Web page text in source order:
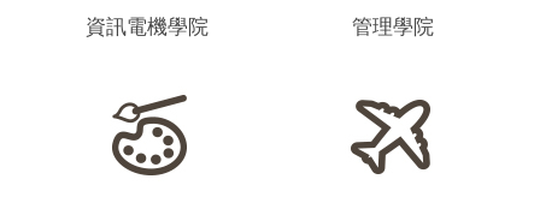
資訊電機學院 管理學院